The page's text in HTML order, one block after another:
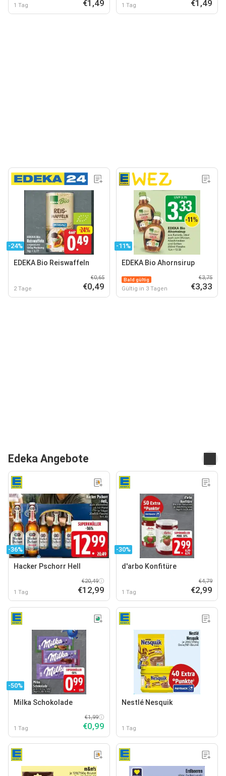
1 Tag €1,49 1 Tag €1,49
-24%
EDEKA Bio Reiswaffeln
2 Tage
€0,65
€0,49
-11%
EDEKA Bio Ahornsirup
Bald gültig
Gültig in 3 Tagen
€3,75
€3,33
Edeka Angebote
-36%
Hacker Pschorr Hell
1 Tag
€20,49
€12,99
-30%
d'arbo Konfitüre
1 Tag
€4,79
€2,99
-50%
Milka Schokolade
1 Tag
€1,99
€0,99
Nestlé Nesquik
1 Tag